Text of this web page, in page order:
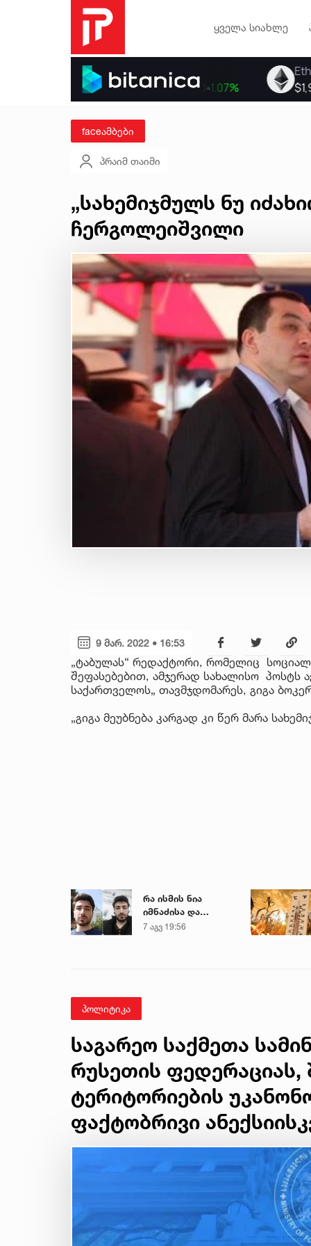
ყველა სიახლე
faceამბები
პრაიმ თაიმი
„სახემიჯმულს ნუ
ჩერგოლეიშვილი
9 მარ. 2022 • 16:53
„ტაბულას“ რედაქტორი, რომელიც
შეფასებებით, ამჯერად სახალისო პოსტს
საქართველოს„ თავმჯდომარეს, გიგა
„გიგა მეუბნება კარგად კი წერ მარა
რა ისმის ნია
იმნაძისა და
მამამისის ფარული
7 აგვ 19:56
პოლიტიკა
საგარეო საქმეთა
რუსეთის
ტერიტორიების
ფაქტობრივი